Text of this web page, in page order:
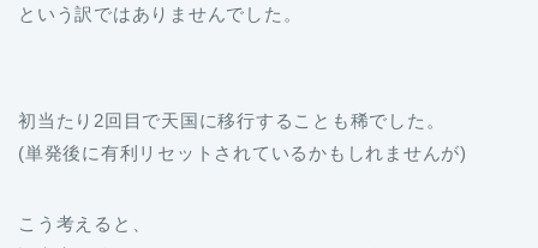
という訳ではありませんでした。
初当たり2回目で天国に移行することも稀でした。
(単発後に有利リセットされているかもしれませんが)
こう考えると、